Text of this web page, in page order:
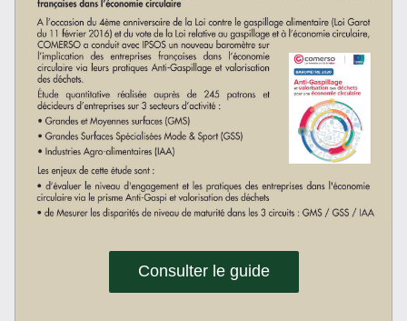
Consulter le guide